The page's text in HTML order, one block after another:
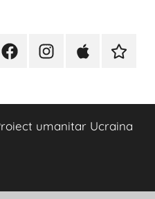
umanitar Ucraina